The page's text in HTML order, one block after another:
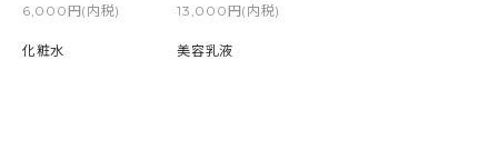
6,000円(内税)
化粧水
13,000円(内税)
美容乳液